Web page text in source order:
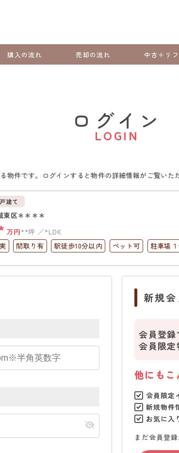
購入の流れ 売却の流れ 中古＋リ
ログイン
LOGIN
物件です。ログインすると物件の詳細情報がご覧いた
建て
東区＊＊＊＊
万円**坪
*LDK
間取り有 駅徒歩10分以内 ペット可
駐車場
コニー
上下水道完備
新規
会員登
会員限定
他にもこ
会員限定
新規物件
お気に入
まだ会員登